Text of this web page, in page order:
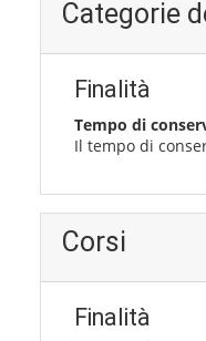
Categorie
Finalità
Tempo di
Il tempo di
Corsi
Finalità